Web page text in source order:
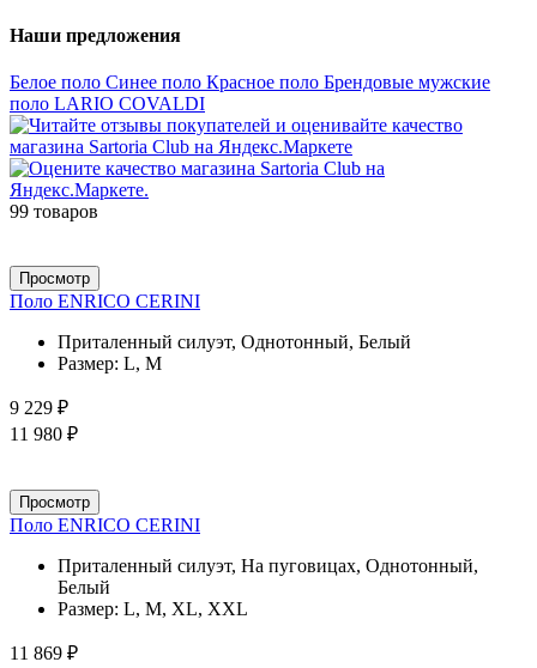
Наши предложения
Белое поло Синее поло Красное поло Брендовые мужские
поло LARIO COVALDI
99 товаров
Просмотр
Поло ENRICO CERINI
Приталенный силуэт, Однотонный, Белый
Размер: L, M
9 229 ₽
11 980 ₽
Просмотр
Поло ENRICO CERINI
Приталенный силуэт, На пуговицах, Однотонный,
Белый
Размер: L, M, XL, XXL
11 869 ₽